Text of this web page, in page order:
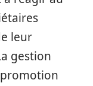
leur
gestion